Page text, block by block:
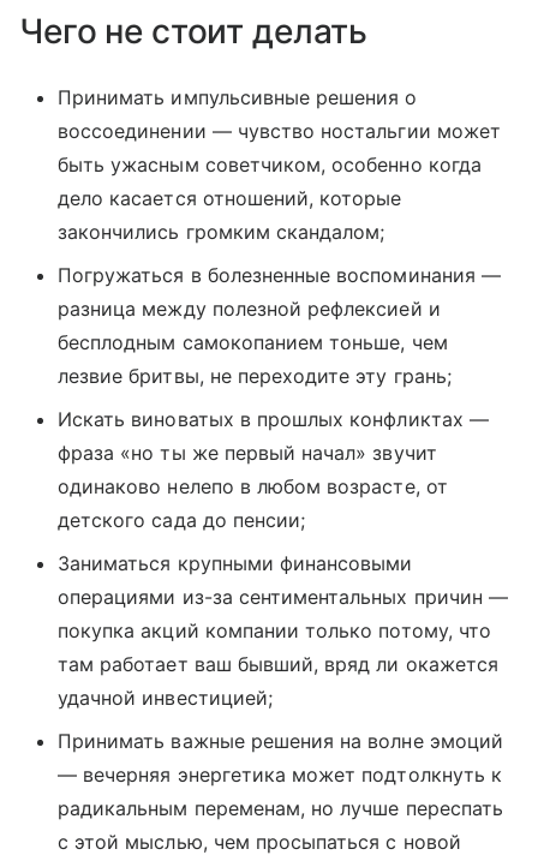
Чего не стоит делать
Принимать импульсивные решения о
воссоединении — чувство ностальгии может
быть ужасным советчиком, особенно когда
дело касается отношений, которые
закончились громким скандалом;
Погружаться в болезненные воспоминания —
разница между полезной рефлексией и
бесплодным самокопанием тоньше, чем
лезвие бритвы, не переходите эту грань;
Искать виноватых в прошлых конфликтах —
фраза «но ты же первый начал» звучит
одинаково нелепо в любом возрасте, от
детского сада до пенсии;
Заниматься крупными финансовыми
операциями из-за сентиментальных причин —
покупка акций компании только потому, что
там работает ваш бывший, вряд ли окажется
удачной инвестицией;
Принимать важные решения на волне эмоций
— вечерняя энергетика может подтолкнуть к
радикальным переменам, но лучше переспать
с этой мыслью, чем просыпаться с новой